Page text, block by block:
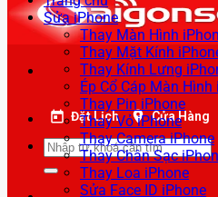
Đặt Lịch Cửa Hàng
Tìm
kiếm:
Sửa iPhone
Thay Màn Hình
Thay Mặt Kính
Thay Kính Lưng
Ép Cổ Cáp Màn Hình
Thay Pin iPhone
Thay Vỏ iPhone
Thay Camera iPhone
Thay Chân Sạc
Thay Loa iPhone
Sửa Face ID iPhone